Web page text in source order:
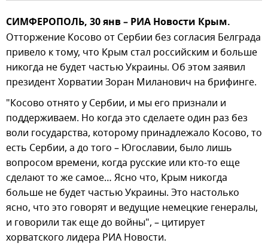
СИМФЕРОПОЛЬ, 30 янв – РИА Новости Крым.
Отторжение Косово от Сербии без согласия Белграда
привело к тому, что Крым стал российским и больше
никогда не будет частью Украины. Об этом заявил
президент Хорватии Зоран Миланович на брифинге.
"Косово отнято у Сербии, и мы его признали и
поддерживаем. Но когда это сделаете один раз без
воли государства, которому принадлежало Косово, то
есть Сербии, а до того – Югославии, было лишь
вопросом времени, когда русские или кто-то еще
сделают то же самое… Ясно что, Крым никогда
больше не будет частью Украины. Это настолько
ясно, что это говорят и ведущие немецкие генералы,
и говорили так еще до войны", – цитирует
хорватского лидера РИА Новости.